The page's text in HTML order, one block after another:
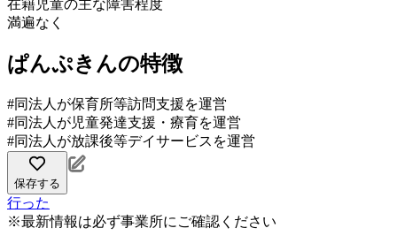
在籍児童の主な障害程度
満遍なく
ぱんぷきんの特徴
#同法人が保育所等訪問支援を運営
#同法人が児童発達支援・療育を運営
#同法人が放課後等デイサービスを運営
保存する
行った
※最新情報は必ず事業所にご確認ください